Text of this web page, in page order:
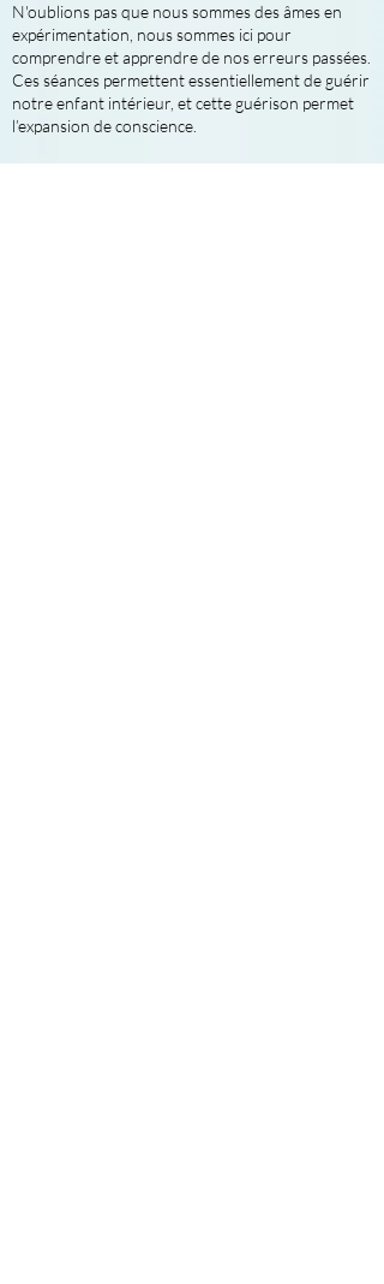
N'oublions pas que nous sommes des âmes en
expérimentation, nous sommes ici pour
comprendre et apprendre de nos erreurs passées.
Ces séances permettent essentiellement de guérir
notre enfant intérieur, et cette guérison permet
l’expansion de conscience.